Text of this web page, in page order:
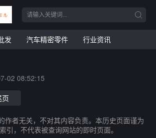
发 汽车精密零件 行业资讯
02 08:52:15
页
作者无关，不对其内容负责。本历史页面谨为
引，不代表被查询网站的即时页面。